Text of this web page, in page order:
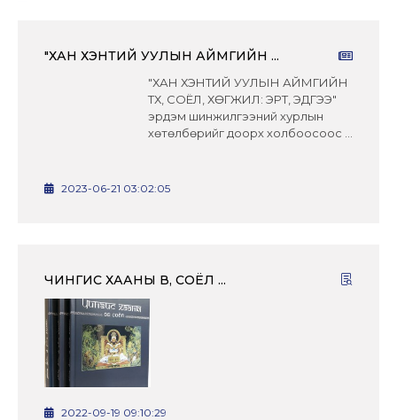
"ХАН ХЭНТИЙ УУЛЫН АЙМГИЙН ...
"ХАН ХЭНТИЙ УУЛЫН АЙМГИЙН
ТҮҮХ, СОЁЛ, ХӨГЖИЛ: ЭРТ, ЭДҮГЭЭ"
эрдэм шинжилгээний хурлын
хөтөлбөрийг доорх холбоосоос ...
2023-06-21 03:02:05
ЧИНГИС ХААНЫ ӨВ, СОЁЛ ...
2022-09-19 09:10:29